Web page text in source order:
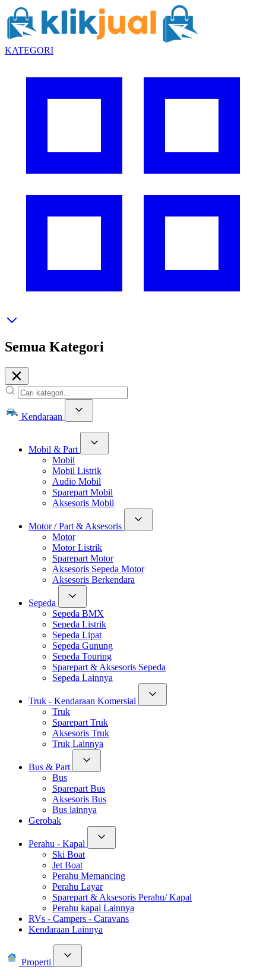
KATEGORI
Semua Kategori
Kendaraan
Mobil & Part
Mobil
Mobil Listrik
Audio Mobil
Sparepart Mobil
Aksesoris Mobil
Motor / Part & Aksesoris
Motor
Motor Listrik
Sparepart Motor
Aksesoris Sepeda Motor
Aksesoris Berkendara
Sepeda
Sepeda BMX
Sepeda Listrik
Sepeda Lipat
Sepeda Gunung
Sepeda Touring
Sparepart & Aksesoris Sepeda
Sepeda Lainnya
Truk - Kendaraan Komersial
Truk
Sparepart Truk
Aksesoris Truk
Truk Lainnya
Bus & Part
Bus
Sparepart Bus
Aksesoris Bus
Bus lainnya
Gerobak
Perahu - Kapal
Ski Boat
Jet Boat
Perahu Memancing
Perahu Layar
Sparepart & Aksesoris Perahu/ Kapal
Perahu kapal Lainnya
RVs - Campers - Caravans
Kendaraan Lainnya
Properti